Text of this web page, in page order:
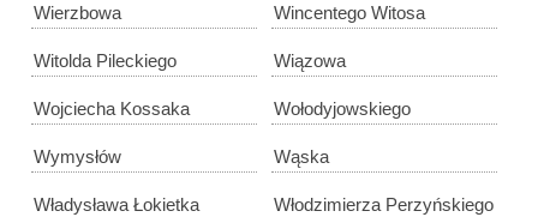
Wierzbowa Wincentego Witosa
Witolda Pileckiego Wiązowa
Wojciecha Kossaka Wołodyjowskiego
Wymysłów Wąska
Władysława Łokietka Włodzimierza Perzyńskiego